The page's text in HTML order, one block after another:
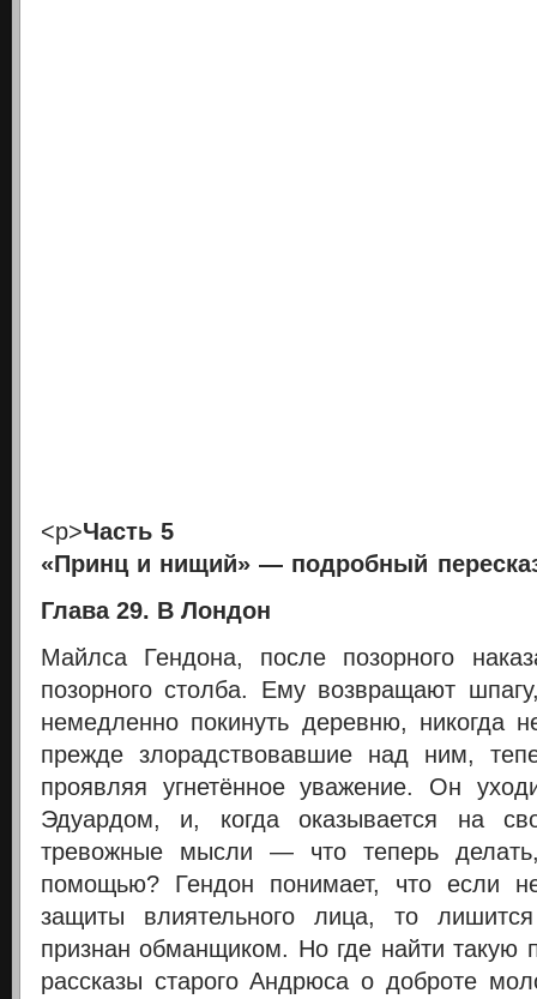
<p>Часть 5
«Принц и нищий» — подробный
Глава 29. В Лондон
Майлса Гендона, после позорного
позорного столба. Ему возвращают
немедленно покинуть деревню, никогда
прежде злорадствовавшие над ним,
проявляя угнетённое уважение. Он
Эдуардом, и, когда оказывается на
тревожные мысли — что теперь
помощью? Гендон понимает, что если
защиты влиятельного лица, то
признан обманщиком. Но где найти такую
рассказы старого Андрюса о доброте